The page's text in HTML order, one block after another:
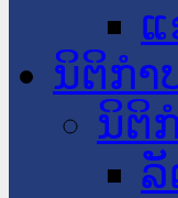
ນິຕິກໍາ
ນິຕິ